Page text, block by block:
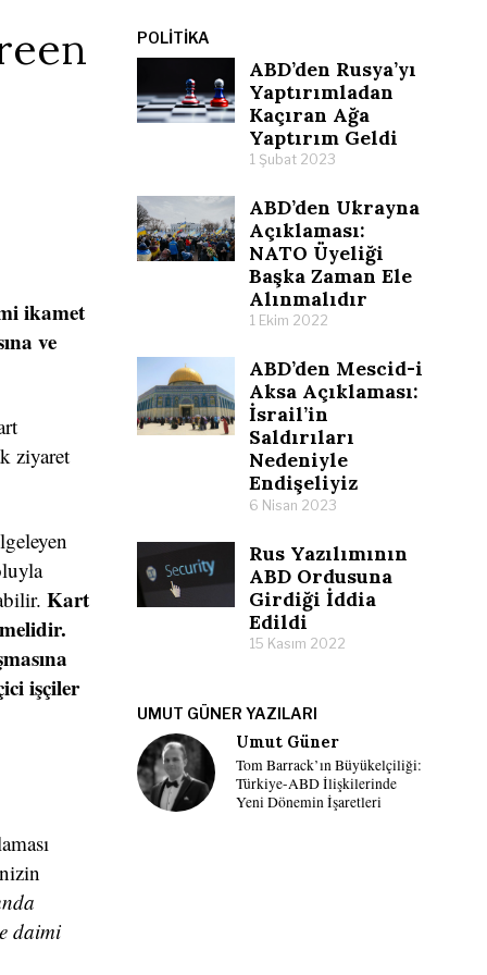
ikamet
ve
ziyaret
Kart
işçiler
daimi
POLITIKA
ABD’den Rusya’yı
Yaptırımladan
Kaçıran Ağa
Yaptırım Geldi
1 Şubat 2023
ABD’den Ukrayna
Açıklaması:
NATO Üyeliği
Başka Zaman Ele
Alınmalıdır
1 Ekim 2022
ABD’den Mescid-i
Aksa Açıklaması:
İsrail’in
Saldırıları
Nedeniyle
Endişeliyiz
6 Nisan 2023
Rus Yazılımının
ABD Ordusuna
Girdiği İddia
Edildi
15 Kasım 2022
UMUT GÜNER YAZILARI
Umut Güner
Tom Barrack’ın Büyükelçiliği:
Türkiye-ABD İlişkilerinde
Yeni Dönemin İşaretleri